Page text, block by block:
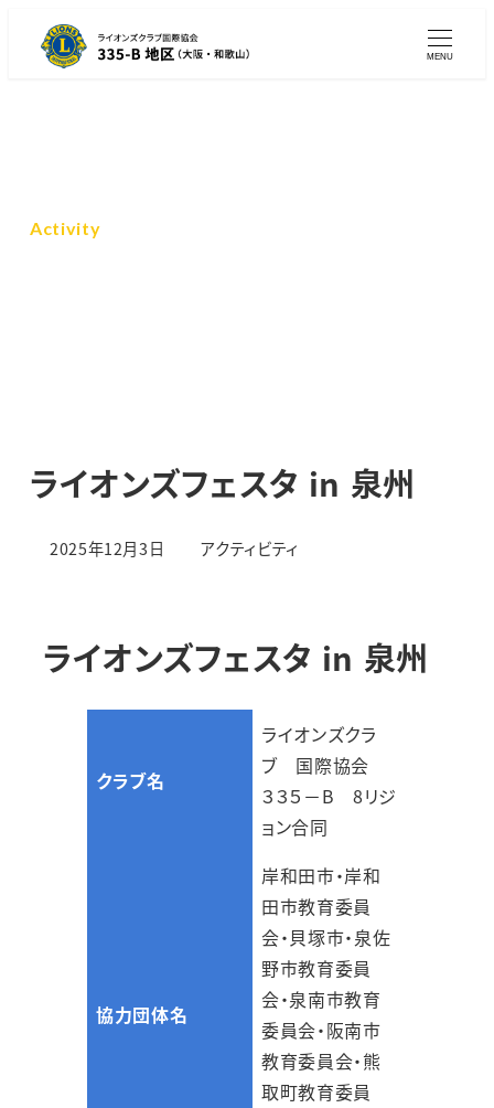
MENU
Activity
ライオンズフェスタ in 泉州
投稿日
2025年12月3日 カテゴリー
アクティビティ
ライオンズフェスタ in 泉州
クラブ名
ライオンズクラ
ブ 国際協会
３３５－B 8リジ
ョン合同
協力団体名
岸和田市・岸和
田市教育委員
会・貝塚市・泉佐
野市教育委員
会・泉南市教育
委員会・阪南市
教育委員会・熊
取町教育委員